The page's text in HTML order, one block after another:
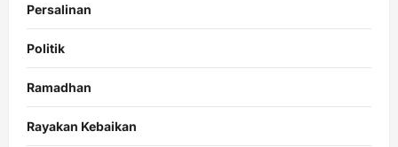
Persalinan
Politik
Ramadhan
Rayakan Kebaikan